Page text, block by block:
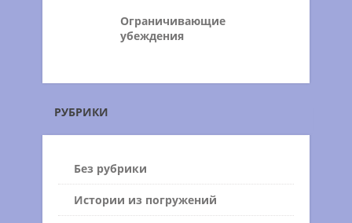
Ограничивающие
убеждения
РУБРИКИ
Без рубрики
Истории из погружений